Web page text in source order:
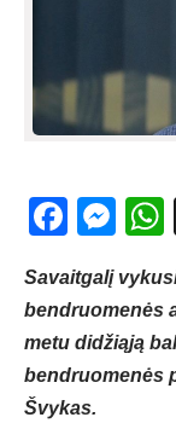
Savaitgalį
bendruomenės
metu didžiąją
bendruomenės
Švykas.